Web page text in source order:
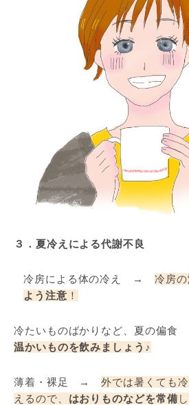
３． 夏冷えによる代謝不良
冷房による体の冷え → 冷房の
よう注意 ！
冷たいものばかりなど、夏の
温かいものを飲みましょう ♪
薄着・裸足 →外では暑くても
えるので、 はおりものなどを常備